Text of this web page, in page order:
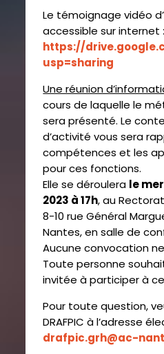
Le témoignage vidéo
accessible sur internet :
https://
usp=sharing
Une réunion
cours de laquelle le
sera présenté. Le
d’activité vous sera
compétences et les
pour ces fonctions.
Elle se déroulera le
2023 à 17h, au
8-10 rue Général
Nantes, en salle de
Aucune convocation
Toute personne
invitée à participer à
Pour toute question,
DRAFPIC à l’adresse
drafpic.grh@ac-